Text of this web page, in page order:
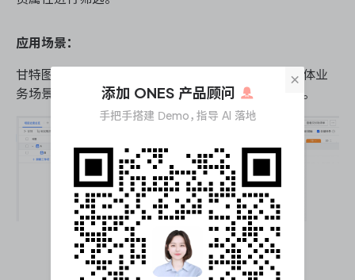
应用场景：
甘特图支持更丰富的筛选维度，帮助项目经理根据具体业
务场景快速聚焦关键任务，提升任务查看与管理效率。
甘特图支持更丰富的筛选条件
×
添加 ONES 产品顾问
手把手搭建 Demo，指导 AI 落地